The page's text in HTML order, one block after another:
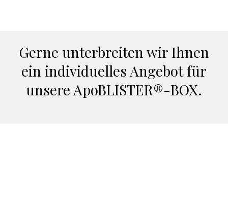
Gerne unterbreiten wir Ihnen
ein individuelles Angebot für
unsere ApoBLISTER®-BOX.